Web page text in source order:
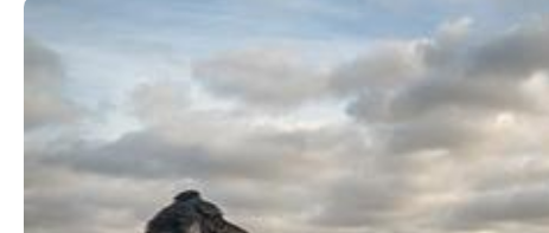
Urlaub mit Hund in Frankreich